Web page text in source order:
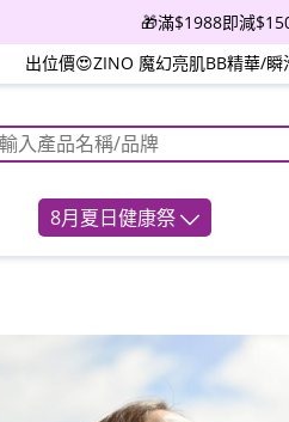
🎁滿$1988即減
出位價😍ZINO 魔幻亮肌BB精華/
8月夏日健康祭